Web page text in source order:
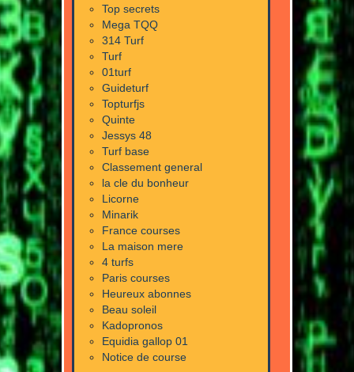
Top secrets
Mega TQQ
314 Turf
Turf
01turf
Guideturf
Topturfjs
Quinte
Jessys 48
Turf base
Classement general
la cle du bonheur
Licorne
Minarik
France courses
La maison mere
4 turfs
Paris courses
Heureux abonnes
Beau soleil
Kadopronos
Equidia gallop 01
Notice de course